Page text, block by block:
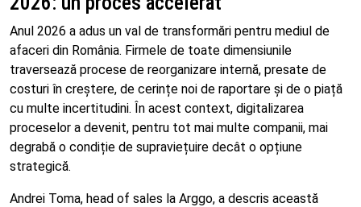
Anul 2026 a adus un val de transformări pentru mediul de
afaceri din România. Firmele de toate dimensiunile
traversează procese de reorganizare internă, presate de
costuri în creștere, de cerințe noi de raportare și de o piață
cu multe incertitudini. În acest context, digitalizarea
proceselor a devenit, pentru tot mai multe companii, mai
degrabă o condiție de supraviețuire decât o opțiune
strategică.
Andrei Toma, head of sales la Arggo, a descris această